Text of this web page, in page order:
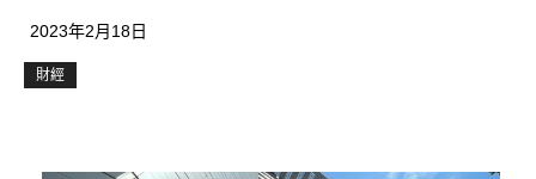
2023年2月18日
財經